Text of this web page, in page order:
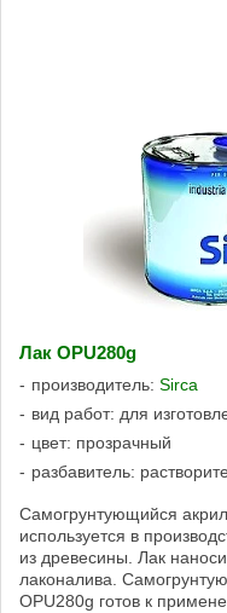
Лак OPU280g
производитель: Sirca
вид работ: для
цвет: прозрачный
разбавитель:
Самогрунтующийся
используется в
из древесины. Лак
лаконалива.
OPU280g готов к